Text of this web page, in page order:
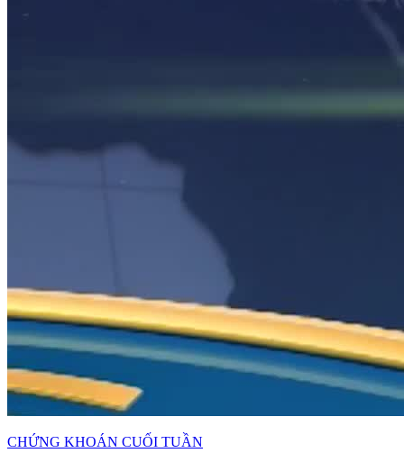
CHỨNG KHOÁN CUỐI TUẦN